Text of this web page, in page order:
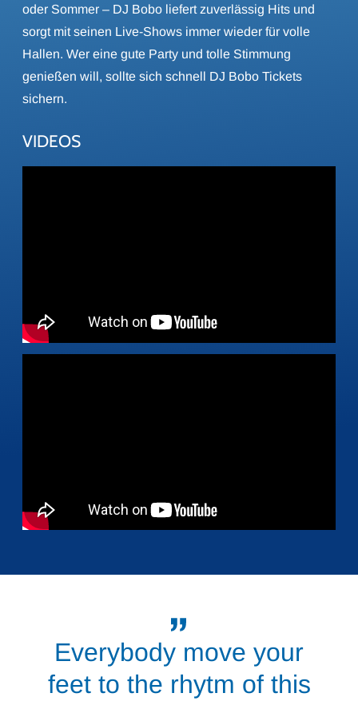
oder Sommer – DJ Bobo liefert zuverlässig Hits und
sorgt mit seinen Live-Shows immer wieder für volle
Hallen. Wer eine gute Party und tolle Stimmung
genießen will, sollte sich schnell DJ Bobo Tickets
sichern.
VIDEOS
Everybody move your
feet to the rhytm of this